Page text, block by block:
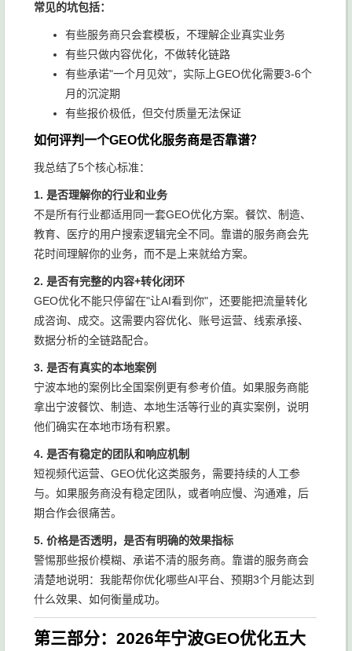
常见的坑包括：
有些服务商只会套模板，不理解企业真实业务
有些只做内容优化，不做转化链路
有些承诺"一个月见效"，实际上GEO优化需要3-6个
月的沉淀期
有些报价极低，但交付质量无法保证
如何评判一个GEO优化服务商是否靠谱？
我总结了5个核心标准：
1. 是否理解你的行业和业务
不是所有行业都适用同一套GEO优化方案。餐饮、制造、
教育、医疗的用户搜索逻辑完全不同。靠谱的服务商会先
花时间理解你的业务，而不是上来就给方案。
2. 是否有完整的内容+转化闭环
GEO优化不能只停留在"让AI看到你"，还要能把流量转化
成咨询、成交。这需要内容优化、账号运营、线索承接、
数据分析的全链路配合。
3. 是否有真实的本地案例
宁波本地的案例比全国案例更有参考价值。如果服务商能
拿出宁波餐饮、制造、本地生活等行业的真实案例，说明
他们确实在本地市场有积累。
4. 是否有稳定的团队和响应机制
短视频代运营、GEO优化这类服务，需要持续的人工参
与。如果服务商没有稳定团队，或者响应慢、沟通难，后
期合作会很痛苦。
5. 价格是否透明，是否有明确的效果指标
警惕那些报价模糊、承诺不清的服务商。靠谱的服务商会
清楚地说明：我能帮你优化哪些AI平台、预期3个月能达到
什么效果、如何衡量成功。
第三部分：2026年宁波GEO优化五大